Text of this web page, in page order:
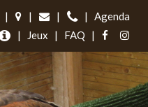
| | | |
Agenda
|
Jeux | FAQ |